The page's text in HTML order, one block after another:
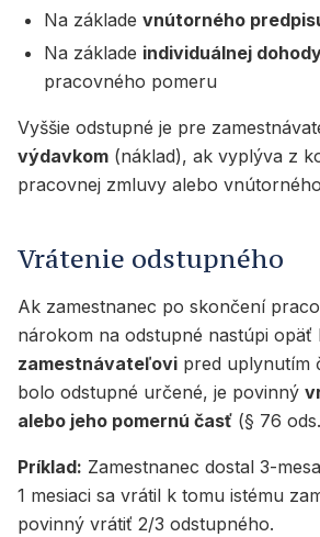
Na základe vnútorného
Na základe individuálnej
pracovného pomeru
Vyššie odstupné je pre
výdavkom (náklad), ak vyplýva z
pracovnej zmluvy alebo
Vrátenie odstupného
Ak zamestnanec po skončení
nárokom na odstupné nastúpi opäť
zamestnávateľovi pred uplynutím
bolo odstupné určené, je povinný
alebo jeho pomernú časť (§ 76
Príklad: Zamestnanec dostal 3-
1 mesiaci sa vrátil k tomu istému
povinný vrátiť 2/3 odstupného.